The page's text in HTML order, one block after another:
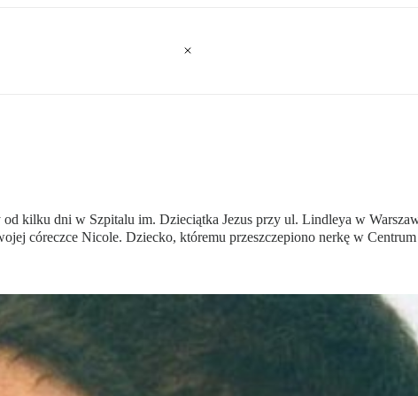
kilku dni w Szpitalu im. Dzieciątka Jezus przy ul. Lindleya w
córeczce Nicole. Dziecko, któremu przeszczepiono nerkę w